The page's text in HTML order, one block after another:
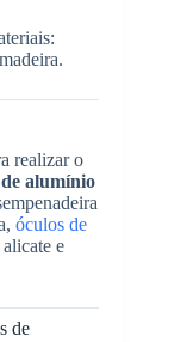
realizar o
alumínio
óculos de
e
de